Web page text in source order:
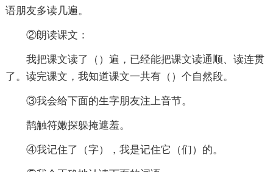
语朋友多读几遍。
②朗读课文：
我把课文读了（）遍，已经能把课文读通顺、读连贯
了。读完课文，我知道课文一共有（）个自然段。
③我会给下面的生字朋友注上音节。
鹊触符嫩探躲掩遮羞。
④我记住了（字），我是记住它（们）的。